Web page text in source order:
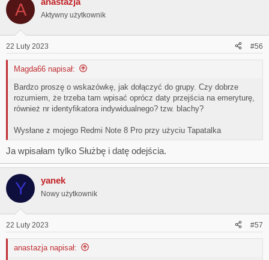
A Aktywny użytkownik
22 Luty 2023 #56
Magda66 napisał:
Bardzo proszę o wskazówkę, jak dołączyć do grupy. Czy dobrze
rozumiem, że trzeba tam wpisać oprócz daty przejścia na emeryturę,
również nr identyfikatora indywidualnego? tzw. blachy?
Wysłane z mojego Redmi Note 8 Pro przy użyciu Tapatalka
Ja wpisałam tylko Służbę i datę odejścia.
Y yanek
Nowy użytkownik
22 Luty 2023 #57
anastazja napisał: